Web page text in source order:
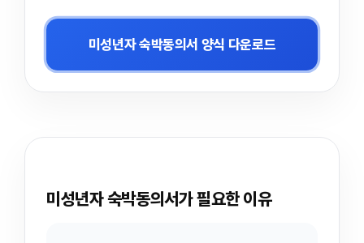
미성년자 숙박동의서 양식 다운로드
미성년자 숙박동의서가 필요한 이유